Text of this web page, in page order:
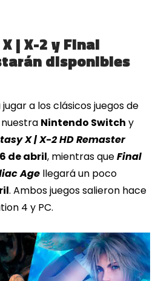
| X-2 y Final
disponibles
a los clásicos juegos de
nuestra Nintendo Switch y
X | X-2 HD Remaster
de abril, mientras queFinal
Age llegará un poco
. Ambos juegos salieron hace
4 y PC.